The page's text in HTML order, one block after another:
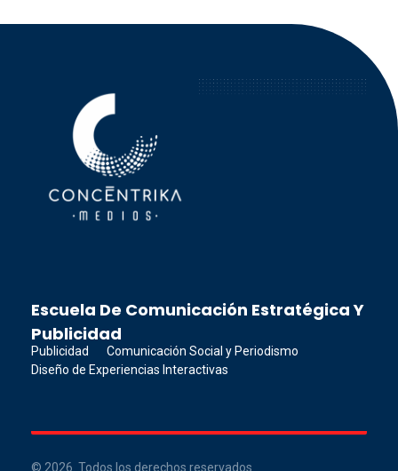
Escuela De Comunicación Estratégica Y
Publicidad
Publicidad
Comunicación Social y Periodismo
Diseño de Experiencias Interactivas
© 2026. Todos los derechos reservados